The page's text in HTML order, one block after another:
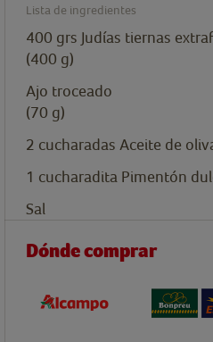
Lista de ingredientes
400 grs Judías tiernas
(400 g)
Ajo troceado
(70 g)
2 cucharadas Aceite de
1 cucharadita Pimentón
Sal
Dónde comprar